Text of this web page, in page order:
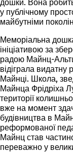
дошки. Вона
у публічному
майбутніми
Меморіальна
ініціативою за
радою Майнц-
відіграла видатну
Майнці. Школа,
Майнца Фрідріха
території
вже на момент
будівництва в
реформованої
Майнц став
переважно у